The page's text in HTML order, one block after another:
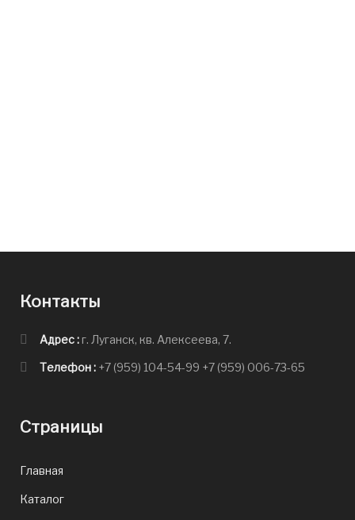
Контакты
Адрес :г. Луганск, кв. Алексеева, 7.
Телефон : +7 (959) 104-54-99 +7 (959) 006-73-65
Страницы
Главная
Каталог